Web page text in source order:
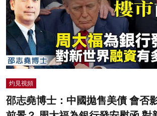
灼見視頻
邵志堯博士：中國拋售美債 會否